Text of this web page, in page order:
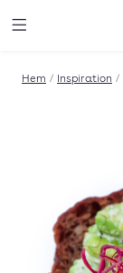
Hem / Inspiration /